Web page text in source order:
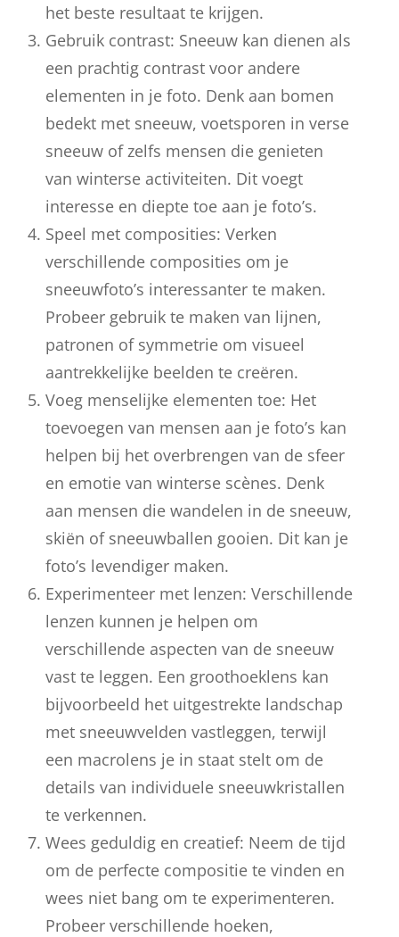
het beste resultaat te krijgen.
Gebruik contrast: Sneeuw kan dienen als
een prachtig contrast voor andere
elementen in je foto. Denk aan bomen
bedekt met sneeuw, voetsporen in verse
sneeuw of zelfs mensen die genieten
van winterse activiteiten. Dit voegt
interesse en diepte toe aan je foto’s.
Speel met composities: Verken
verschillende composities om je
sneeuwfoto’s interessanter te maken.
Probeer gebruik te maken van lijnen,
patronen of symmetrie om visueel
aantrekkelijke beelden te creëren.
Voeg menselijke elementen toe: Het
toevoegen van mensen aan je foto’s kan
helpen bij het overbrengen van de sfeer
en emotie van winterse scènes. Denk
aan mensen die wandelen in de sneeuw,
skiën of sneeuwballen gooien. Dit kan je
foto’s levendiger maken.
Experimenteer met lenzen: Verschillende
lenzen kunnen je helpen om
verschillende aspecten van de sneeuw
vast te leggen. Een groothoeklens kan
bijvoorbeeld het uitgestrekte landschap
met sneeuwvelden vastleggen, terwijl
een macrolens je in staat stelt om de
details van individuele sneeuwkristallen
te verkennen.
Wees geduldig en creatief: Neem de tijd
om de perfecte compositie te vinden en
wees niet bang om te experimenteren.
Probeer verschillende hoeken,